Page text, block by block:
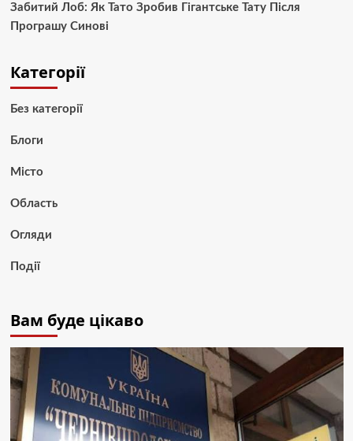
Забитий Лоб: Як Тато Зробив Гігантське Тату Після
Програшу Синові
Категорії
Без категорії
Блоги
Місто
Область
Огляди
Події
Вам буде цікаво